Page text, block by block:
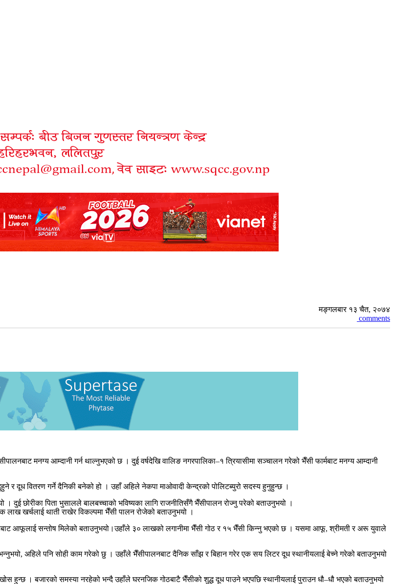
मङ्गलबार १३ चैत, २०७४
comments
मनग्य आम्दानी गर्न थाल्नुभएको छ । दुई वर्षदेखि वालिङ नगरपालिका–१ त्रियासीमा सञ्चालन गरेको भैँसी फार्मबाट मनग्य आम्दानी
र दूध वितरण गर्ने दैनिकी बनेको हो । उहाँ अहिले नेकपा माओवादी केन्द्रको पोलिटब्युरो सदस्य हुनुहुन्छ ।
दुई छोरीका पिता भुसालले बालबच्चाको भविष्यका लागि राजनीतिसँगै भैँसीपालन रोज्नु परेको बताउनुभयो ।
खर्चलाई थाती राखेर विकल्पमा भैँसी पालन रोजेको बताउनुभयो ।
आफूलाई सन्तोष मिलेको बताउनुभयो।उहाँले ३० लाखको लगानीमा भैँसी गोठ र १५ भैँसी किन्नु भएको छ । यसमा आफू, श्रीमती र अरू युवाले
अहिले पनि सोही काम गरेको छु । उहाँले भैँसीपालनबाट दैनिक साँझ र बिहान गरेर एक सय लिटर दूध स्थानीयलाई बेच्ने गरेको बताउनुभयो
हुन्छ । बजारको समस्या नरहेको भन्दै उहाँले घरनजिक गोठबाटै भैँसीको शुद्ध दूध पाउने भएपछि स्थानीयलाई पुराउन धौ–धौ भएको बताउनुभयो